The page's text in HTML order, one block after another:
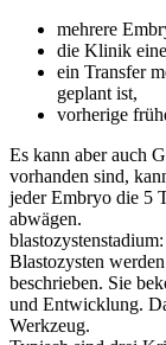
mehrere
die Klinik
ein Transfer
geplant ist,
vorherige
Es kann aber auch
vorhanden sind,
jeder Embryo die 5
abwägen.
Blastozysten
beschrieben. Sie
und Entwicklung.
Werkzeug.